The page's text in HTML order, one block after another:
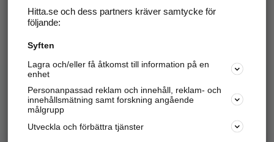
Hitta.se - Gratis nummerupplysning.
Sök företag, personer och platser.
Hitta telefonnummer, adresser, företagsinfo mm.
Marknadsför företaget
Hitta.se och dess partners kräver samtycke för
följande:
Syften
Lagra och/eller få åtkomst till information på en
enhet
Personanpassad reklam och innehåll, reklam- och
innehållsmätning samt forskning angående
målgrupp
Utveckla och förbättra tjänster